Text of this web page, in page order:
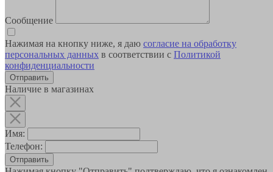
Сообщение
Нажимая на кнопку ниже, я даю согласие на обработку
персональных данных в соответствии с Политикой
конфиденциальности
Наличие в магазинах
Имя:
Телефон:
Отправить